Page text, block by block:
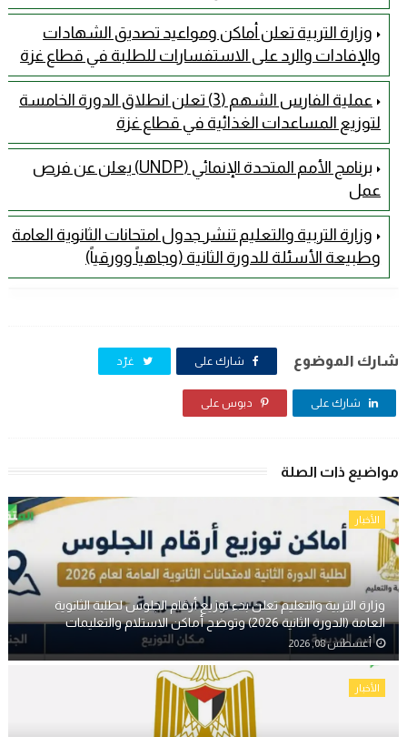
وزارة التربية تعلن أماكن ومواعيد تصديق الشهادات
والإفادات والرد على الاستفسارات للطلبة في قطاع غزة
عملية الفارس الشهم (3) تعلن انطلاق الدورة الخامسة
لتوزيع المساعدات الغذائية في قطاع غزة
برنامج الأمم المتحدة الإنمائي (UNDP) يعلن عن فرص
عمل
وزارة التربية والتعليم تنشر جدول امتحانات الثانوية العامة
وطبيعة الأسئلة للدورة الثانية (وجاهياً وورقياً)
شارك الموضوع شارك على غرّد
شارك على دبوس على
مواضيع ذات الصلة
الأخبار
وزارة التربية والتعليم تعلن بدء توزيع أرقام الجلوس لطلبة الثانوية
العامة (الدورة الثانية 2026) وتوضح أماكن الاستلام والتعليمات
أغسطس 08, 2026
الأخبار